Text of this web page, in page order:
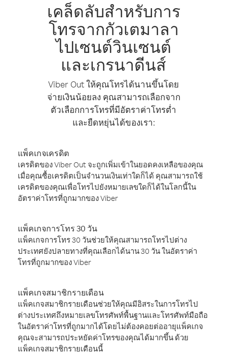
เคล็ดลับสำหรับการ
โทรจากกัวเตมาลา
ไปเซนต์วินเซนต์
และเกรนาดีนส์
Viber Out ให้คุณโทรได้นานขึ้นโดย
จ่ายเงินน้อยลง คุณสามารถเลือกจาก
ตัวเลือกการโทรที่มีอัตราค่าโทรต่ำ
และยืดหยุ่นได้ของเรา:
แพ็คเกจเครดิต
เครดิตของ Viber Out จะถูกเพิ่มเข้าในยอดคงเหลือของคุณ
เมื่อคุณซื้อเครดิตเป็นจำนวนเงินเท่าใดก็ได้ คุณสามารถใช้
เครดิตของคุณเพื่อโทรไปยังหมายเลขใดก็ได้ในโลกนี้ใน
อัตราค่าโทรที่ถูกมากของ Viber
แพ็คเกจการโทร 30 วัน
แพ็คเกจการโทร 30 วันช่วยให้คุณสามารถโทรไปต่าง
ประเทศยังปลายทางที่คุณเลือกได้นาน 30 วัน ในอัตราค่า
โทรที่ถูกมากของ Viber
แพ็คเกจสมาชิกรายเดือน
แพ็คเกจสมาชิกรายเดือนช่วยให้คุณมีอิสระในการโทรไป
ต่างประเทศถึงหมายเลขโทรศัพท์พื้นฐานและโทรศัพท์มือถือ
ในอัตราค่าโทรที่ถูกมากได้โดยไม่ต้องคอยต่ออายุแพ็คเกจ
คุณจะสามารถประหยัดค่าโทรของคุณได้มากขึ้น ด้วย
แพ็คเกจสมาชิกรายเดือนนี้